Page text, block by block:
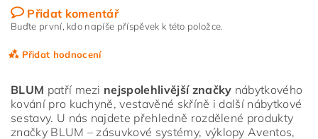
Přidat komentář
Buďte první, kdo napíše příspěvek k této položce.
Přidat hodnocení
BLUM patří mezi nejspolehlivější značky nábytkového
kování pro kuchyně, vestavěné skříně i další nábytkové
sestavy. U nás najdete přehledně rozdělené produkty
značky BLUM – zásuvkové systémy, výklopy Aventos,